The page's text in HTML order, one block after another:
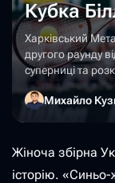
Кубка
Харківський
другого раунду
суперниці та
Михайло
Жіноча збірна
історію.